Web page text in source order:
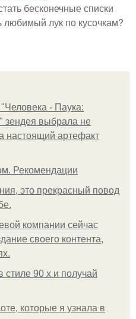
бесконечные списки
лук по кусочкам?
- Паука:
выбрала не
настоящий артефакт
Рекомендации
это прекрасный повод
компании сейчас
своего контента,
стиле 90 х и получай
которые я узнала в